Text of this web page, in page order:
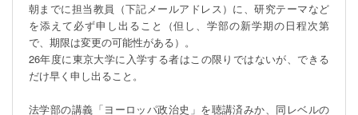
朝までに担当教員（下記メールアドレス）に、研究テーマなど
を添えて必ず申し出ること（但し、学部の新学期の日程次第
で、期限は変更の可能性がある）。
26年度に東京大学に入学する者はこの限りではないが、できる
だけ早く申し出ること。
法学部の講義「ヨーロッパ政治史」を聴講済みか、同レベルの